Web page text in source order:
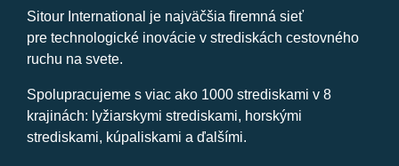
Sitour International je najväčšia firemná sieť
pre technologické inovácie v strediskách cestovného
ruchu na svete.
Spolupracujeme s viac ako 1000 strediskami v 8
krajinách: lyžiarskymi strediskami, horskými
strediskami, kúpaliskami a ďalšími.